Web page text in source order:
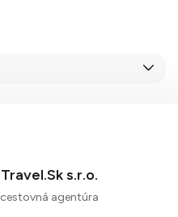
Travel.Sk s.r.o.
cestovná agentúra